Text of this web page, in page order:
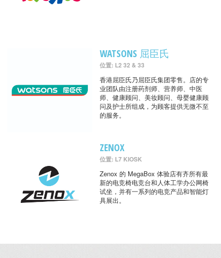
WATSONS 屈臣氏
位置: L2 32 & 33
香港屈臣氏乃屈臣氏集团零售。店的专
业团队由注册药剂师、营养师、中医
师、健康顾问、美妆顾问、母婴健康顾
问及护士所组成，为顾客提供无微不至
的服务。
ZENOX
位置: L7 KIOSK
Zenox 的 MegaBox 体验店有齐所有最
新的电竞椅电竞台和人体工学办公网椅
试坐，并有一系列的电竞产品和智能灯
具展出。